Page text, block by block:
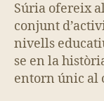
Súria ofereix
conjunt
nivells
se en la
entorn únic al